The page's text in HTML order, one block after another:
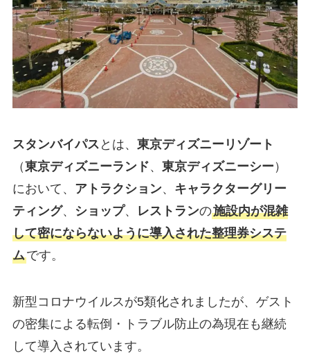
スタンバイパス とは、 東京ディズニーリゾート
（東京ディズニーランド、 東京ディズニーシー ）
において、 アトラクション、 キャラクターグリー
ティング、 ショップ、 レストランの施設内が混雑
して密にならないように導入された整理券システ
ムです。
新型コロナウイルスが5類化されましたが、ゲスト
の密集による転倒・トラブル防止の為現在も継続
して導入されています。